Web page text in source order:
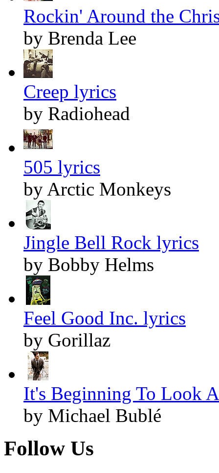
Rockin' Around the
by Brenda Lee
Creep lyrics
by Radiohead
505 lyrics
by Arctic Monkeys
Jingle Bell Rock lyrics
by Bobby Helms
Feel Good Inc. lyrics
by Gorillaz
It's Beginning To Look
by Michael Bublé
Follow Us